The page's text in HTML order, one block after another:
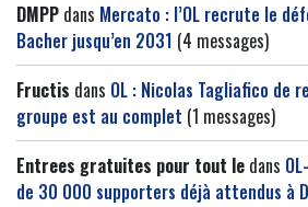
DMPP dans Mercato : l’OL recrute le
Bacher jusqu’en 2031 (4 messages)
Fructis dans OL : Nicolas Tagliafico de
groupe est au complet (1 messages)
Entrees gratuites pour tout le dans
de 30 000 supporters déjà attendus à